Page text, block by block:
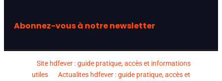
Abonnez-vous à notre newsletter
Site hdfever : guide pratique, accès et informations
utiles
Actualites hdfever : guide pratique, accès et